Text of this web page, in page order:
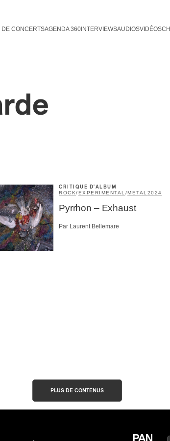
CONCERTSAGENDA 360INTERVIEWSAUDIOSVIDÉOS
CRITIQUE D'ALBUM
ROCK/EXPERIMENTAL/METAL2024
Pyrrhon – Exhaust
Par Laurent Bellemare
PLUS DE CONTENUS